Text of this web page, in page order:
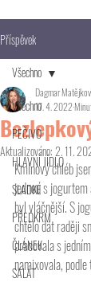
Příspěvek
Všechno
PEČIVO
HLAVNÍ JÍDLO
SLADKÉ
PŘEDKRM
ČLÁNEK
SALÁT
Všechno
Dagmar
17. 4. 2022
Aktualizováno: 2. 11.
Kmínový chléb
jednou s
byl vláčnější. S
chtělo dát raději
pracovala s
namixovala,